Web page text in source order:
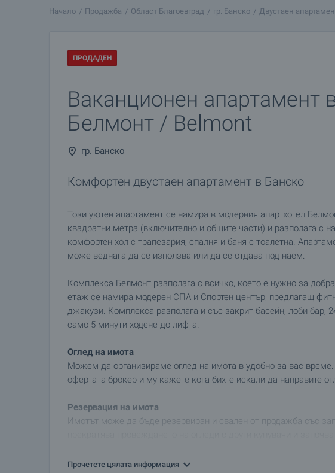
Начало Продажба Област Благоевград гр. Банско Двустаен
ПРОДАДЕН
Ваканционен апартамент
Белмонт / Belmont
гр. Банско
Комфортен двустаен апартамент в Банско
Този уютен апартамент се намира в модерния апартхотел
квадратни метра (включително и общите части) и разполага с
комфортен хол с трапезария, спалня и баня с тоалетна.
може веднага да се използва или да се отдава под наем.
Комплекса Белмонт разполага с всичко, което е нужно за
етаж се намира модерен СПА и Спортен център, предлагащ
джакузи. Комплекса разполага и със закрит басейн, лоби бар,
само 5 минути ходене до лифта.
Оглед на имота
Можем да организираме оглед на имота в удобно за вас
офертата брокер и му кажете кога бихте искали да направите
Резервация на имота
Имотът може да бъде резервиран и свален от продажба със
за подробна информация относно процедурата на покупка и
Прочетете цялата информация